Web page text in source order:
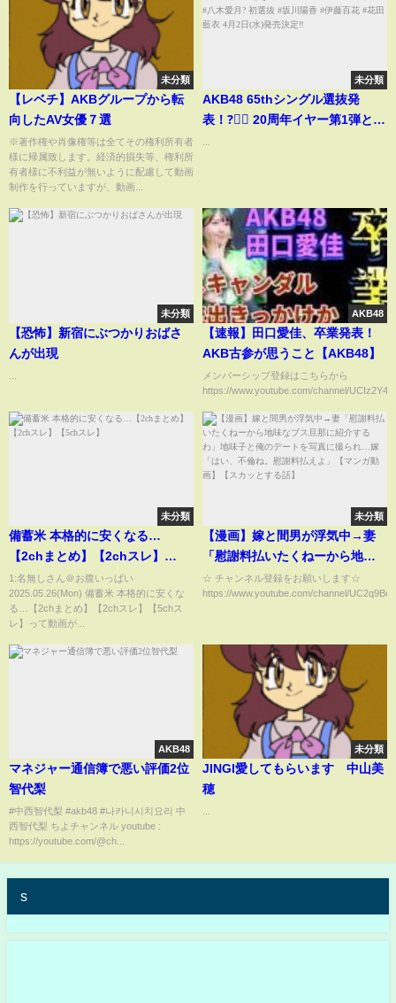
未分類
【レベチ】AKBグループから転
向したAV女優７選
※著作権や肖像権等は全てその権利所有者
様に帰属致します。経済的損失等、権利所
有者様に不利益が無いように配慮して動画
制作を行っていますが、動画...
未分類
AKB48 65thシングル選抜発
表！?ིྀ 20周年イヤー第1弾とな
未分類
【恐怖】新宿にぶつかりおばさ
んが出現
AKB48
【速報】田口愛佳、卒業発表！
AKB古参が思うこと【AKB48】
メンバーシップ登録はこちらから
https://www.youtube.com/channel/
未分類
備蓄米 本格的に安くなる…
【2chまとめ】【2chスレ】
【5chスレ】
1:名無しさん＠お腹いっぱい
2025.05.26(Mon) 備蓄米 本格的に安くな
る…【2chまとめ】【2chスレ】【5chス
レ】って動画が...
未分類
【漫画】嫁と間男が浮気中→妻
「慰謝料払いたくねーから地味
なブス旦那に紹介するわ」地味
子と俺のデートを写真に撮ら
ッとする話】
☆ チャンネル登録をお願いします☆
https://www.youtube.com/channel/
AKB48
マネジャー通信簿で悪い評価2位
智代梨
#中西智代梨 #akb48 #나카니시치요리 中
西智代梨 ちよチャンネル youtube :
https://youtube.com/@ch...
未分類
JINGI愛してもらいます 中山美
穂
s